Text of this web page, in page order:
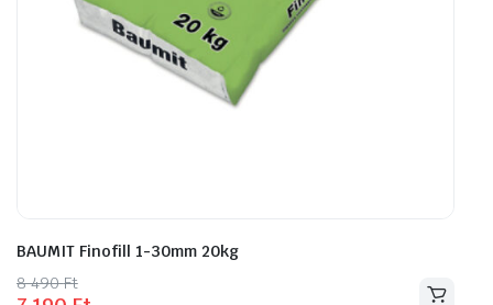
BAUMIT Finofill 1-30mm 20kg
8 490Ft
Original
Current